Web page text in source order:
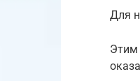
Для
Этим